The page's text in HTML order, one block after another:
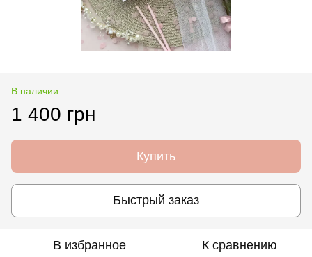
В наличии
1 400 грн
Купить
Быстрый заказ
В избранное К сравнению